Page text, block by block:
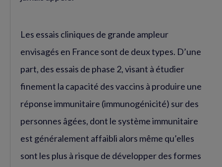
Les essais cliniques de grande ampleur
envisagés en France sont de deux types. D’une
part, des essais de phase 2, visant à étudier
finement la capacité des vaccins à produire une
réponse immunitaire (immunogénicité) sur des
personnes âgées, dont le système immunitaire
est généralement affaibli alors même qu’elles
sont les plus à risque de développer des formes